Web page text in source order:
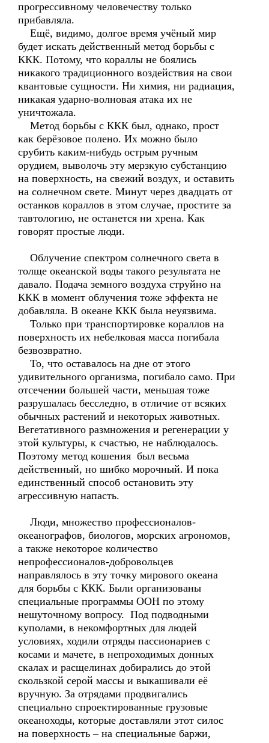
прогрессивному человечеству только
прибавляла.
Ещё, видимо, долгое время учёный мир
будет искать действенный метод борьбы с
ККК. Потому, что кораллы не боялись
никакого традиционного воздействия на свои
квантовые сущности. Ни химия, ни радиация,
никакая ударно-волновая атака их не
уничтожала.
Метод борьбы с ККК был, однако, прост
как берёзовое полено. Их можно было
срубить каким-нибудь острым ручным
орудием, выволочь эту мерзкую субстанцию
на поверхность, на свежий воздух, и оставить
на солнечном свете. Минут через двадцать от
останков кораллов в этом случае, простите за
тавтологию, не останется ни хрена. Как
говорят простые люди.
Облучение спектром солнечного света в
толще океанской воды такого результата не
давало. Подача земного воздуха струйно на
ККК в момент облучения тоже эффекта не
добавляла. В океане ККК была неуязвима.
Только при транспортировке кораллов на
поверхность их небелковая масса погибала
безвозвратно.
То, что оставалось на дне от этого
удивительного организма, погибало само. При
отсечении большей части, меньшая тоже
разрушалась бесследно, в отличие от всяких
обычных растений и некоторых животных.
Вегетативного размножения и регенерации у
этой культуры, к счастью, не наблюдалось.
Поэтому метод кошения был весьма
действенный, но шибко морочный. И пока
единственный способ остановить эту
агрессивную напасть.
Люди, множество профессионалов-
океанографов, биологов, морских агрономов,
а также некоторое количество
непрофессионалов-добровольцев
направлялось в эту точку мирового океана
для борьбы с ККК. Были организованы
специальные программы ООН по этому
нешуточному вопросу. Под подводными
куполами, в некомфортных для людей
условиях, ходили отряды пассионариев с
косами и мачете, в непроходимых донных
скалах и расщелинах добирались до этой
скользкой серой массы и выкашивали её
вручную. За отрядами продвигались
специально спроектированные грузовые
океаноходы, которые доставляли этот силос
на поверхность – на специальные баржи,